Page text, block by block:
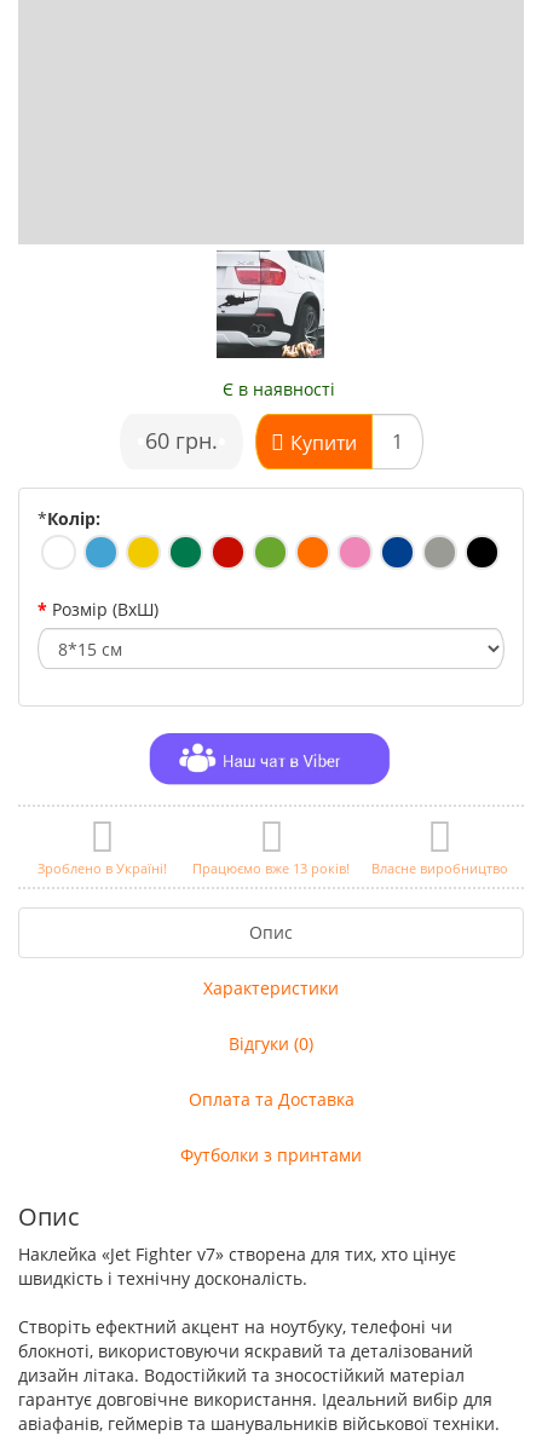
Є в наявності
60 грн. Купити
*Колір:
Розмір (ВхШ)
Зроблено в Україні! Працюємо вже 13 років! Власне виробництво
Опис
Характеристики
Відгуки (0)
Оплата та Доставка
Футболки з принтами
Опис
Наклейка «Jet Fighter v7» створена для тих, хто цінує
швидкість і технічну досконалість.
Створіть ефектний акцент на ноутбуку, телефоні чи
блокноті, використовуючи яскравий та деталізований
дизайн літака. Водостійкий та зносостійкий матеріал
гарантує довговічне використання. Ідеальний вибір для
авіафанів, геймерів та шанувальників військової техніки.